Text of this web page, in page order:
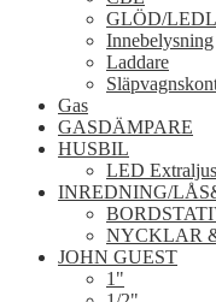
GLÖD/
Innebelysning
Laddare
Gas
GASDÄMPARE
HUSBIL
LED Extraljus
INREDNING/
NYCKLAR
JOHN GUEST
1"